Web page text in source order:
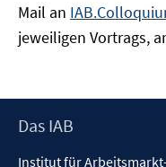
Mail an
jeweiligen Vortrags,
Footer
Das IAB
Institut für